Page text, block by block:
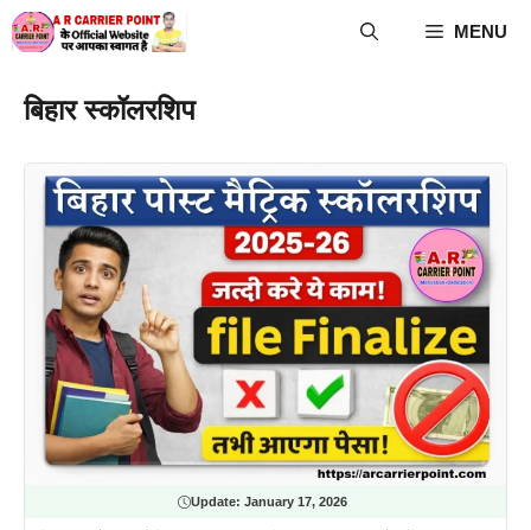
Skip
to
MENU
बिहार स्कॉलरशिप
Update: January 17, 2026